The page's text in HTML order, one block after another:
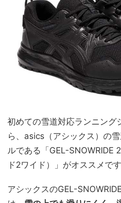
初めての雪道対応ランニング
ら、asics（アシックス）の
ルである「GEL-SNOWRIDE
ド2ワイド）」がオススメです
アシックスのGEL-